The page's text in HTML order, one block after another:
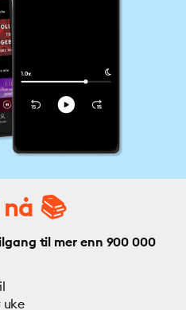
📚
til mer enn 900 000
uke